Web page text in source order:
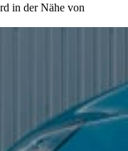
in der Nähe von